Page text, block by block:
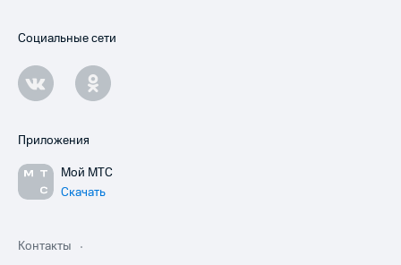
Социальные сети
Приложения
Мой МТС
Скачать
Контакты